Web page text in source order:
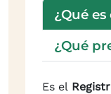
¿Qué es
¿Qué
Es el